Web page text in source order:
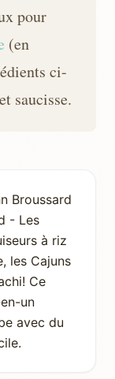
pour
(en
ci-
saucisse.
Broussard
- Les
à riz
les Cajuns
Ce
un
avec du